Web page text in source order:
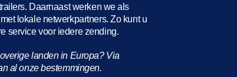
Daarnaast werken we als
lokale netwerkpartners. Zo kunt u
service voor iedere zending.
landen in Europa? Via
al onze bestemmingen.